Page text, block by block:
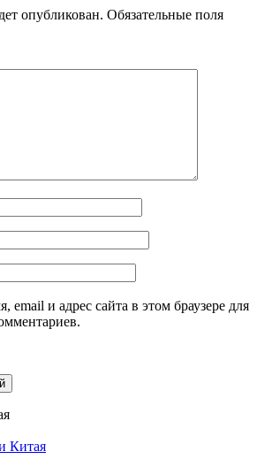
опубликован. Обязательные поля
email и адрес сайта в этом браузере для
Китая